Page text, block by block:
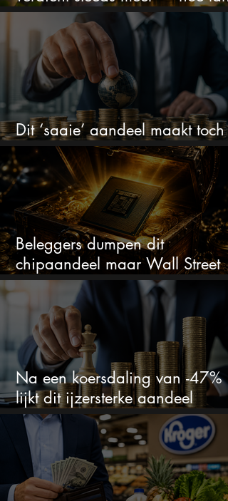
kan dit sprookje doorgaan?
Dit ‘saaie’ aandeel maakt toch
bizar veel winst
Beleggers dumpen dit
chipaandeel maar Wall Street
ziet een zeldzame koopkans
Na een koersdaling van -47%
lijkt dit ijzersterke aandeel
aantrekkelijker dan ooit